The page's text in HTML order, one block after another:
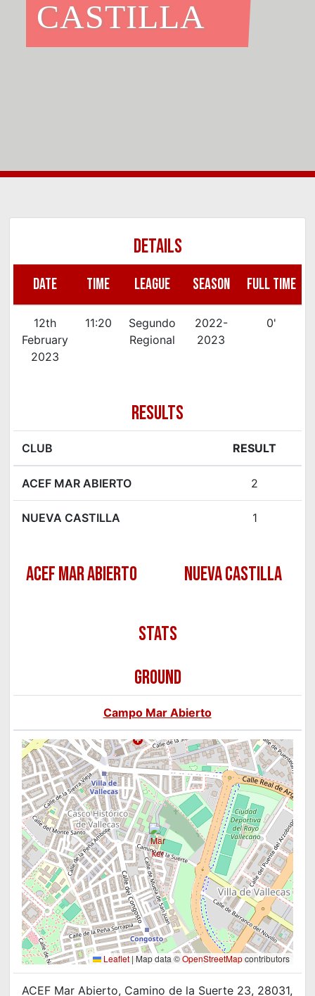
CASTILLA
DETAILS
DATE TIME LEAGUE SEASON FULL TIME
12th
February
2023
11:20
Segundo
Regional
2022-
2023
0'
RESULTS
CLUB RESULT
ACEF MAR ABIERTO 2
NUEVA CASTILLA 1
ACEF MAR ABIERTO NUEVA CASTILLA
GROUND
Campo Mar Abierto
Leaflet | Map data ©OpenStreetMapcontributors
ACEF Mar Abierto, Camino de la Suerte 23, 28031,